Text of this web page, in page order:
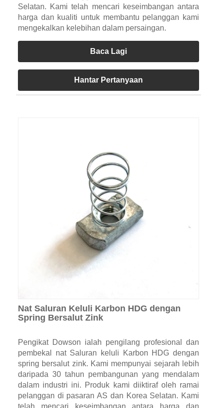
Selatan. Kami telah mencari keseimbangan antara
harga dan kualiti untuk membantu pelanggan kami
mengekalkan kelebihan dalam persaingan.
Baca Lagi
Hantar Pertanyaan
Nat Saluran Keluli Karbon HDG dengan
Spring Bersalut Zink
Pengikat Dowson ialah pengilang profesional dan
pembekal nat Saluran keluli Karbon HDG dengan
spring bersalut zink. Kami mempunyai sejarah lebih
daripada 30 tahun pembangunan yang mendalam
dalam industri ini. Produk kami diiktiraf oleh ramai
pelanggan di pasaran AS dan Korea Selatan. Kami
telah mencari keseimbangan antara harga dan